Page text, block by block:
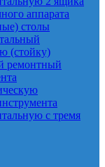
аппарата
столы
(стойку)
ремонтный
с тремя